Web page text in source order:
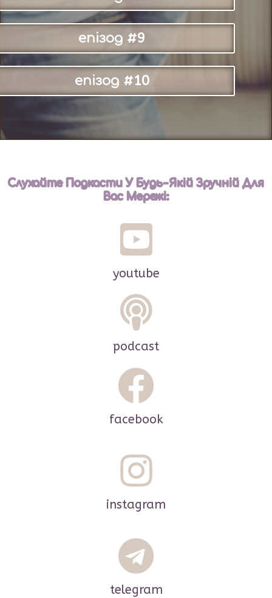
епізод #9
епізод #10
Слухайте Подкасти У Будь-Якій Зручній Для
Вас Мережі:
youtube
podcast
facebook
instagram
telegram